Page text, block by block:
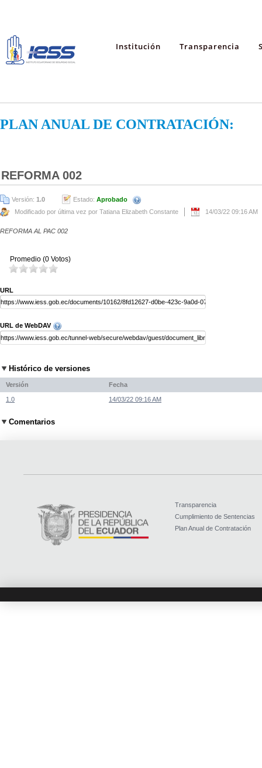
Institución Transparencia
PLAN ANUAL DE CONTRATACIÓN:
REFORMA 002
Versión: 1.0 Estado: Aprobado
Modificado por última vez por Tatiana Elizabeth Constante
14/03/22 09:16 AM
REFORMA AL PAC 002
Promedio (0 Votos)
URL
URL de WebDAV
Histórico de versiones
Versión Fecha
1.0 14/03/22 09:16 AM
Comentarios
Transparencia
Cumplimiento de Sentencias
Plan Anual de Contratación